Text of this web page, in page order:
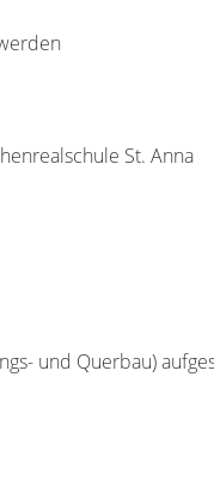
St. Anna
und Querbau)